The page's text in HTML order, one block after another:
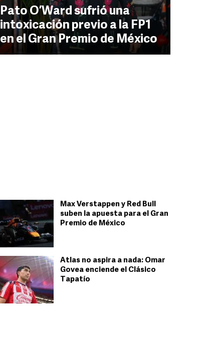
Pato O’Ward sufrió una
intoxicación previo a la FP1
en el Gran Premio de México
Max Verstappen y Red Bull
suben la apuesta para el Gran
Premio de México
Atlas no aspira a nada: Omar
Govea enciende el Clásico
Tapatío